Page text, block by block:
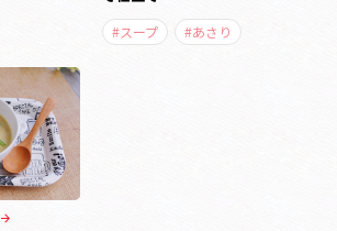
#スープ #あさり